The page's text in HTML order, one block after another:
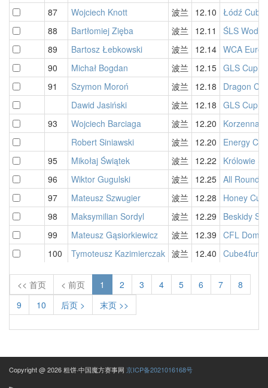
87
Wojciech Knott 波兰 12.10 Łódź
88
Bartłomiej Zięba 波兰 12.11
ŚLS
89
Bartosz Łebkowski 波兰 12.14 WCA
90
Michał Bogdan 波兰 12.15 GLS Cup
91
Szymon Moroń 波兰 12.18
Dragon
Dawid Jasiński
波兰 12.18 GLS Cup
93
Wojciech Barciaga 波兰 12.20
Korzenna
Robert Siniawski
波兰 12.20
Energy
95
Mikołaj Świątek 波兰 12.22
Królowie
96
Wiktor Gugulski 波兰 12.25 All
97
Mateusz Szwugier 波兰 12.28
Honey
98
Maksymilian Sordyl 波兰 12.29
Beskidy
99
Mateusz Gąsiorkiewicz 波兰 12.39 CFL
100
Tymoteusz Kazimierczak 波兰 12.40 Cube4fun
<< 首页 < 前页 1 2 3 4 5 6 7
8
9
10 后页 > 末页 >>
Copyright @ 2026 粗饼·中国魔方赛事网 京ICP备2021016168号